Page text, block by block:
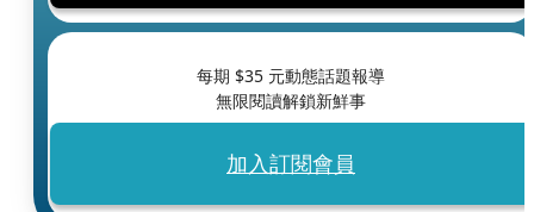
每期 $35 元動態話題報導
無限閱讀解鎖新鮮事
加入訂閱會員